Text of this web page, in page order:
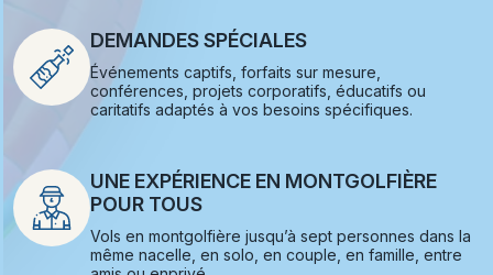
DEMANDES SPÉCIALES
Événements captifs, forfaits sur mesure,
conférences, projets corporatifs, éducatifs ou
caritatifs adaptés à vos besoins spécifiques.
UNE EXPÉRIENCE EN MONTGOLFIÈRE
POUR TOUS
Vols en montgolfière jusqu’à sept personnes dans la
même nacelle, en solo, en couple, en famille, entre